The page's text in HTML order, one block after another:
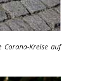
Kreise auf